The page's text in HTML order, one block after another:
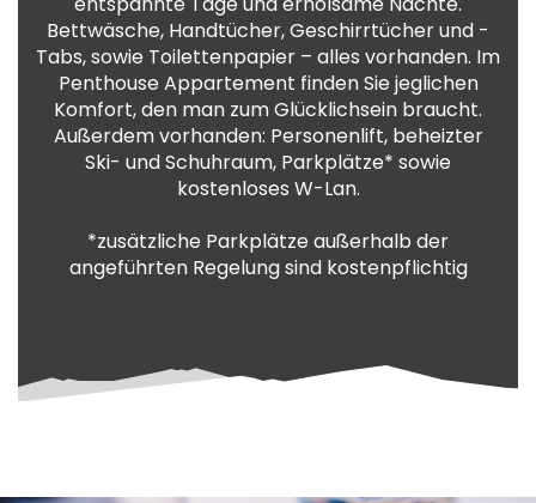
Bettwäsche, Handtücher, Geschirrtücher und -
Tabs, sowie Toilettenpapier – alles vorhanden. Im
Penthouse Appartement finden Sie jeglichen
Komfort, den man zum Glücklichsein braucht.
Außerdem vorhanden: Personenlift, beheizter
Ski- und Schuhraum, Parkplätze* sowie
kostenloses W-Lan.
*zusätzliche Parkplätze außerhalb der
angeführten Regelung sind kostenpflichtig